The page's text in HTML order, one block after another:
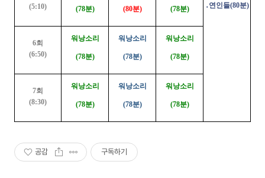
․연인들(80분)
(5:10)
(78분) (80분) (78분)
6회
(6:50)
워낭소리
(78분)
워낭소리
(78분)
워낭소리
(78분)
7회
(8:30)
워낭소리
(78분)
워낭소리
(78분)
워낭소리
(78분)
공감 구독하기